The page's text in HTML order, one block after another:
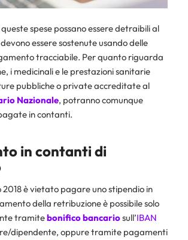
spese possano essere detraibili al
devono essere sostenute usando delle
tracciabile. Per quanto riguarda
i medicinali e le prestazioni sanitarie
pubbliche o private accreditate al
Nazionale, potranno comunque
in contanti.
in contanti di
2018 è vietato pagare uno stipendio in
della retribuzione è possibile solo
tramitebonifico bancariosull’IBAN
dipendente, oppure tramite pagamenti